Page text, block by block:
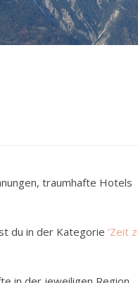
traumhafte Hotels
du in der Kategorie ‘Zeit